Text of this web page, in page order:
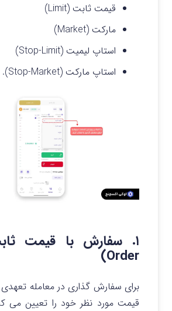
قیمت ثابت (Limit)
مارکت (Market)
استاپ لیمیت (Stop-Limit)
استاپ مارکت (Stop-Market).
Order)
برای سفارش گذاری در معامله
قیمت مورد نظر خود را تعیین می